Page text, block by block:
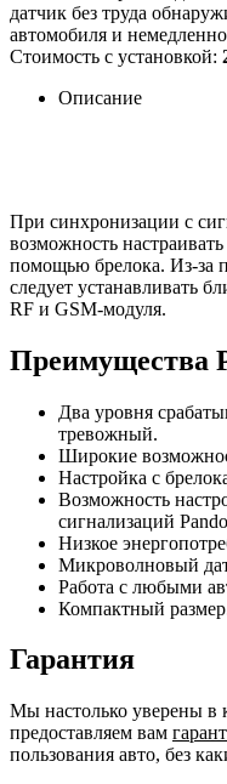
датчик без труда
автомобиля и
Стоимость с установкой:
Описание
При синхронизации с
возможность
помощью брелока. Из-за
следует устанавливать
RF и GSM-модуля.
Преимущества
Два уровня
тревожный.
Широкие
Настройка с
Возможность
сигнализаций
Низкое
Микроволновый
Работа с любыми
Компактный
Гарантия
Мы настолько уверены в
предоставляем вам
пользования авто, без